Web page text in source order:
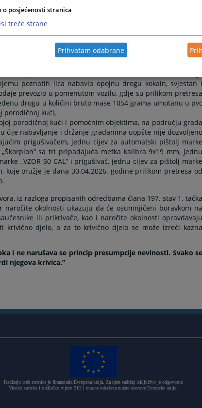
ispitivanja osumnjičenog lica Z. M., uputio je dana
suda u Zvorniku prijedlog za određivanje pritvora, zbog
proizvodnja i promet opojnih droga iz člana 207.
– Nedozvoljena proizvodnja i promet oružja ili eksplozivnih
u putničkom motornom vozilu marke „Mercedes“, koje
poznatih lica nabavio opojnu drogu kokain, svjestan i
prevozio u pomenutom vozilu, gdje su prilikom pretresa
drogu u količini bruto mase 1054 grama umotanu u pvc
porodičnoj kući,
porodičnoj kući i pomoćnim objektima, na području grada
čije nabavljanje i držanje građanima uopšte nije dozvoljeno
prigušivačem, jednu cijev za automatski pištolj marke
sa tri pripadajuća metka kalibra 9x19 mm, jednu
„VZOR 50 CAL“ i prigušivač, jednu cijev za pištolj marke
koje oružje je dana 30.04.2026. godine prilikom pretresa od
iz razloga propisanih odredbama člana 197. stav 1. tačka
okolnosti ukazuju da će osumnjičeni boravkom na
ili prikrivače, kao i naročite okolnosti opravdavaju
krivično djelo, a za to krivično djelo se može izreći kazna
i ne narušava se princip presumpcije nevinosti. Svako se
njegova krivica.”
Redizajn web stranice je finansirala Evropska unija. Za njen sadržaj isključivo je odgovorno
Visoko sudsko i tužilačko vijeće BiH i ona ne odražava nužno stavove Evropske unije.
posjećenosti stranica
treće strane
Prihvatam odabrane